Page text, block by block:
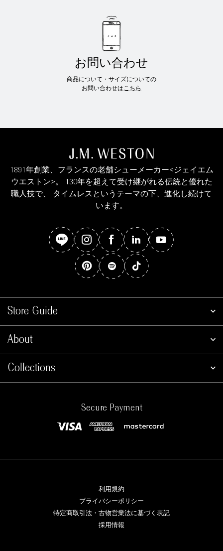
お問い合わせ
商品について・サイズについての
お問い合わせはこちら
Store Guide
About
Collections
1891年創業、フランスの老舗シューメーカー<ジェイエム
ウエストン>。 130年を超えて受け継がれる伝統と優れた
職人技で、 タイムレスというテーマの下、進化し続けて
います。
Secure Payment
利用規約
プライバシーポリシー
特定商取引法・古物営業法に基づく表記
採用情報